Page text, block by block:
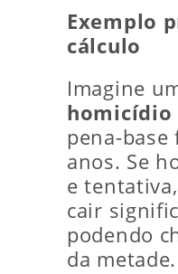
Exemplo
cálculo
Imagine
homicídio
pena-base
anos. Se
e
cair
podendo
da metade.